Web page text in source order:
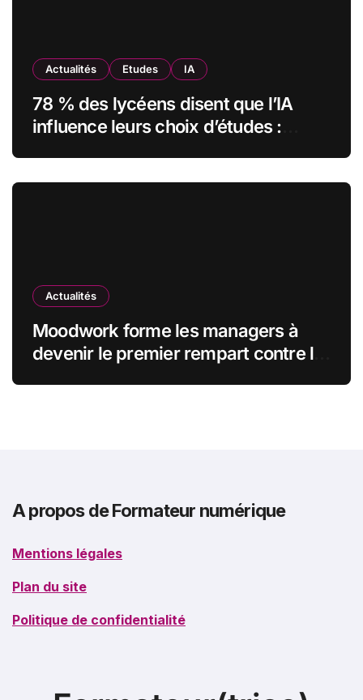
Actualités Etudes IA
78 % des lycéens disent que l’IA
influence leurs choix d’études :
Actualités
Moodwork forme les managers à
devenir le premier rempart contre le
A propos de Formateur numérique
Mentions légales
Plan du site
Politique de confidentialité